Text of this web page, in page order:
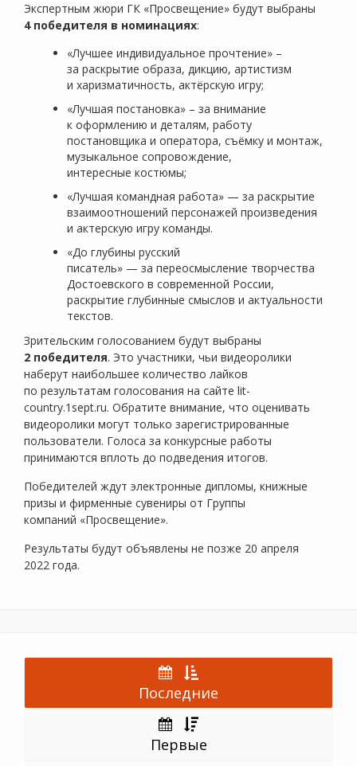
Экспертным жюри ГК «Просвещение» будут выбраны
4 победителя в номинациях:
«Лучшее индивидуальное прочтение» –
за раскрытие образа, дикцию, артистизм
и харизматичность, актёрскую игру;
«Лучшая постановка» – за внимание
к оформлению и деталям, работу
постановщика и оператора, съёмку и монтаж,
музыкальное сопровождение,
интересные костюмы;
«Лучшая командная работа» — за раскрытие
взаимоотношений персонажей произведения
и актерскую игру команды.
«До глубины русский
писатель» — за переосмысление творчества
Достоевского в современной России,
раскрытие глубинные смыслов и актуальности
текстов.
Зрительским голосованием будут выбраны
2 победителя. Это участники, чьи видеоролики
наберут наибольшее количество лайков
по результатам голосования на сайте lit-
country.1sept.ru. Обратите внимание, что оценивать
видеоролики могут только зарегистрированные
пользователи. Голоса за конкурсные работы
принимаются вплоть до подведения итогов.
Победителей ждут электронные дипломы, книжные
призы и фирменные сувениры от Группы
компаний «Просвещение».
Результаты будут объявлены не позже 20 апреля
2022 года.
Последние
Первые